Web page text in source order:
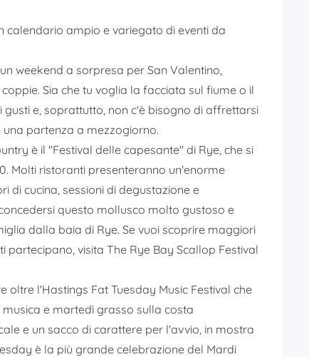
calendario ampio e variegato di eventi da
weekend a sorpresa per San Valentino,
Sia che tu voglia la facciata sul fiume o il
e, soprattutto, non c'è bisogno di affrettarsi
partenza a mezzogiorno.
è il "Festival delle capesante" di Rye, che si
Molti ristoranti presenteranno un'enorme
di cucina, sessioni di degustazione e
questo mollusco molto gustoso e
dalla baia di Rye. Se vuoi scoprire maggiori
visita The Rye Bay Scallop Festival
l'Hastings Fat Tuesday Music Festival che
e martedì grasso sulla costa
e un sacco di carattere per l'avvio, in mostra
è la più grande celebrazione del Mardi